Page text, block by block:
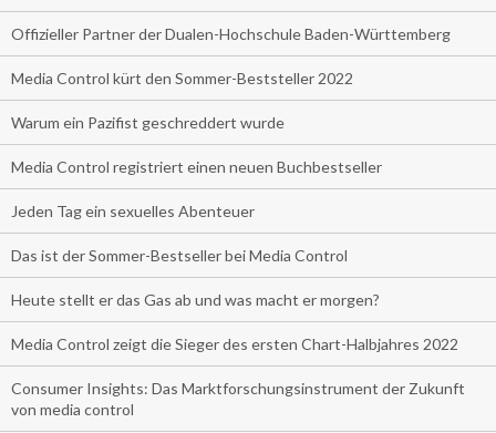
Offizieller Partner der Dualen-Hochschule Baden-Württemberg
Media Control kürt den Sommer-Beststeller 2022
Warum ein Pazifist geschreddert wurde
Media Control registriert einen neuen Buchbestseller
Jeden Tag ein sexuelles Abenteuer
Das ist der Sommer-Bestseller bei Media Control
Heute stellt er das Gas ab und was macht er morgen?
Media Control zeigt die Sieger des ersten Chart-Halbjahres 2022
Consumer Insights: Das Marktforschungsinstrument der Zukunft
von media control